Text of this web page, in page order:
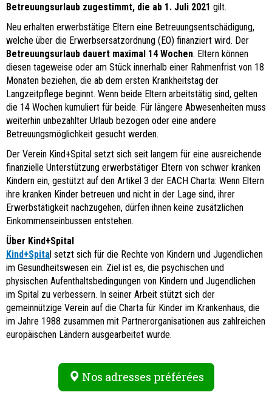
Betreuungsurlaub zugestimmt, die ab 1. Juli 2021 gilt.
Neu erhalten erwerbstätige Eltern eine Betreuungsentschädigung,
welche über die Erwerbsersatzordnung (EO) finanziert wird. Der
Betreuungsurlaub dauert maximal 14 Wochen. Eltern können
diesen tageweise oder am Stück innerhalb einer Rahmenfrist von 18
Monaten beziehen, die ab dem ersten Krankheitstag der
Langzeitpflege beginnt. Wenn beide Eltern arbeitstätig sind, gelten
die 14 Wochen kumuliert für beide. Für längere Abwesenheiten muss
weiterhin unbezahlter Urlaub bezogen oder eine andere
Betreuungsmöglichkeit gesucht werden.
Der Verein Kind+Spital setzt sich seit langem für eine ausreichende
finanzielle Unterstützung erwerbstätiger Eltern von schwer kranken
Kindern ein, gestützt auf den Artikel 3 der EACH Charta: Wenn Eltern
ihre kranken Kinder betreuen und nicht in der Lage sind, ihrer
Erwerbstätigkeit nachzugehen, dürfen ihnen keine zusätzlichen
Einkommenseinbussen entstehen.
Über Kind+Spital
Kind+Spital setzt sich für die Rechte von Kindern und Jugendlichen
im Gesundheitswesen ein. Ziel ist es, die psychischen und
physischen Aufenthaltsbedingungen von Kindern und Jugendlichen
im Spital zu verbessern. In seiner Arbeit stützt sich der
gemeinnützige Verein auf die Charta für Kinder im Krankenhaus, die
im Jahre 1988 zusammen mit Partnerorganisationen aus zahlreichen
europäischen Ländern ausgearbeitet wurde.
Nos adresses préférées